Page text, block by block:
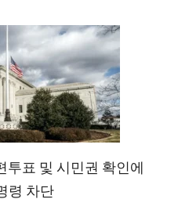
투표 및 시민권 확인에
령 차단